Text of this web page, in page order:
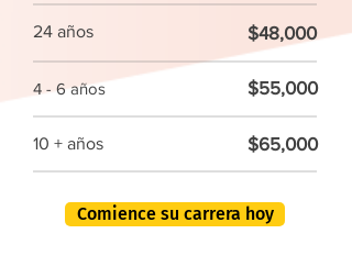
24 años $48,000
4 - 6 años $55,000
10 + años $65,000
Comience su carrera hoy